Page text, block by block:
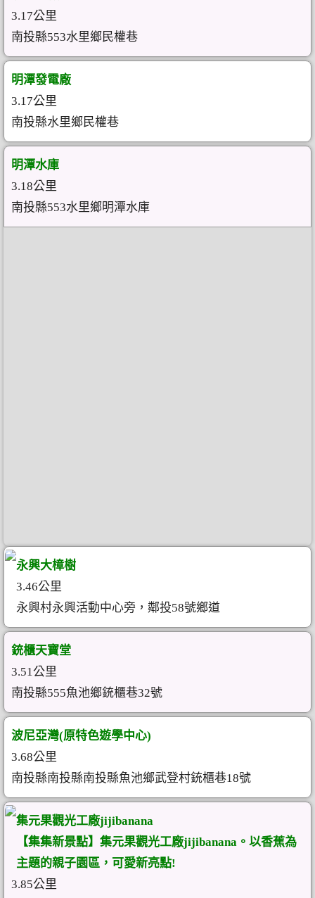
3.17公里
南投縣553水里鄉民權巷
明潭發電廠
3.17公里
南投縣水里鄉民權巷
明潭水庫
3.18公里
南投縣553水里鄉明潭水庫
永興大樟樹
3.46公里
永興村永興活動中心旁，鄰投58號鄉道
銃櫃天寶堂
3.51公里
南投縣555魚池鄉銃櫃巷32號
波尼亞灣(原特色遊學中心)
3.68公里
南投縣南投縣南投縣魚池鄉武登村銃櫃巷18號
集元果觀光工廠jijibanana
【集集新景點】集元果觀光工廠jijibanana。以香蕉為
主題的親子園區，可愛新亮點!
3.85公里